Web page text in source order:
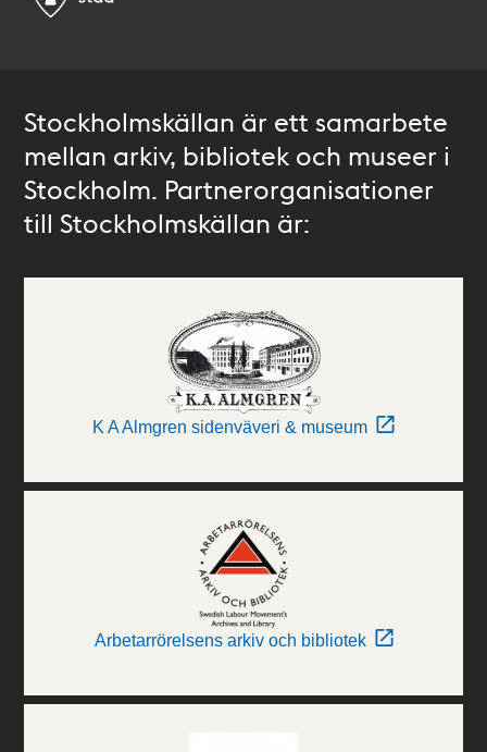
Stockholmskällan är ett samarbete
mellan arkiv, bibliotek och museer i
Stockholm. Partnerorganisationer
till Stockholmskällan är:
K A Almgren sidenväveri & museum
Arbetarrörelsens arkiv och bibliotek